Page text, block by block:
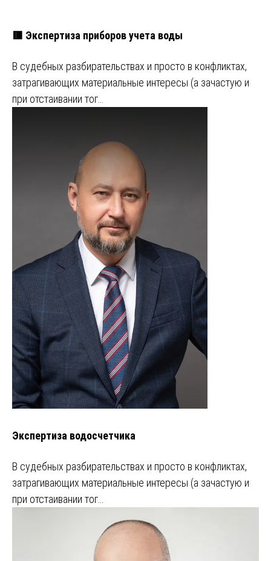
🟥 Экспертиза приборов учета воды
В судебных разбирательствах и просто в конфликтах,
затрагивающих материальные интересы (а зачастую и
при отстаивании тог…
Экспертиза водосчетчика
В судебных разбирательствах и просто в конфликтах,
затрагивающих материальные интересы (а зачастую и
при отстаивании тог…